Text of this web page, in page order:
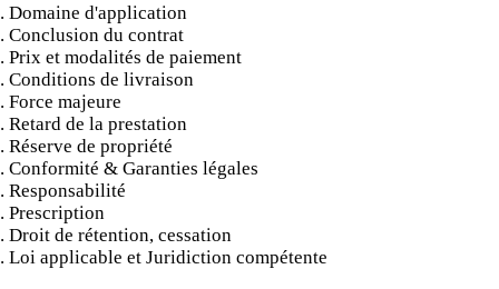
Domaine d'application
Conclusion du contrat
Prix et modalités de paiement
Conditions de livraison
Force majeure
Retard de la prestation
Réserve de propriété
Conformité & Garanties légales
Responsabilité
Prescription
Droit de rétention, cessation
Loi applicable et Juridiction compétente